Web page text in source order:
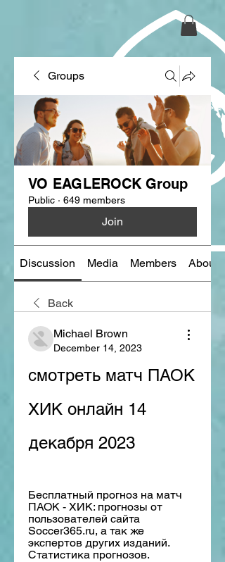
Groups
VO EAGLEROCK Group
Public · 649 members
Join
Discussion Media Members About
Back
Michael Brown
December 14, 2023
смотреть матч ПАОК
ХИК онлайн 14
декабря 2023
Бесплатный прогноз на матч
ПАОК - ХИК: прогнозы от
пользователей сайта
Soccer365.ru, а так же
экспертов других изданий.
Статистика прогнозов.